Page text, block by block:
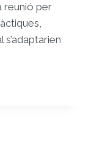
reunió per
s’adaptarien